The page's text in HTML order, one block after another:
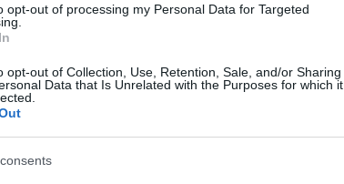
opt-out of processing my Personal Data for Targeted
opt-out of Collection, Use, Retention, Sale, and/or Sharing
Data that Is Unrelated with the Purposes for which it
Zombies andan por ahí. Todo un monstruo de este
cualquiera se hace fan de la festividad.calabazas